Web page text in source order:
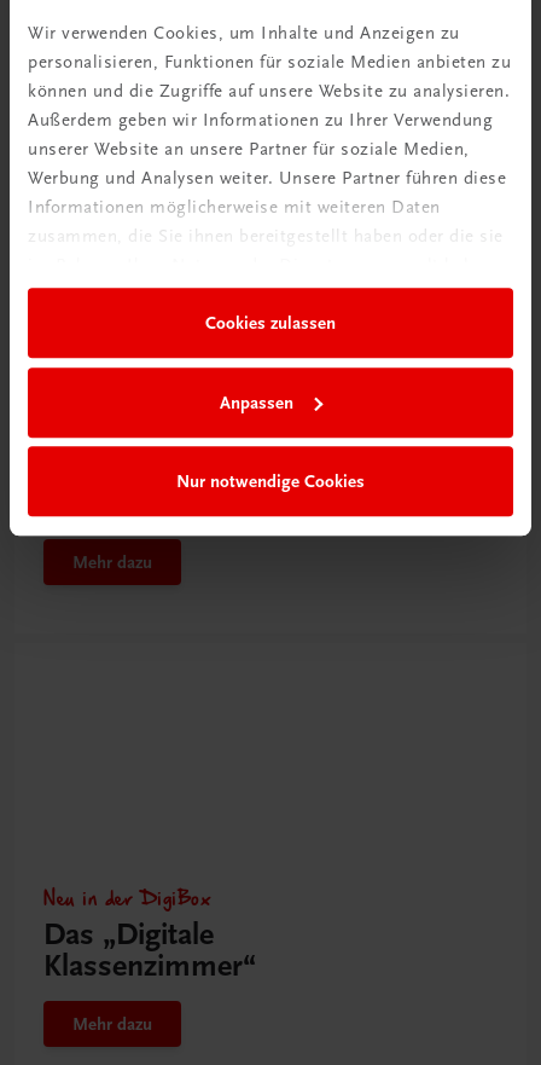
Wir verwenden Cookies, um Inhalte und Anzeigen zu
personalisieren, Funktionen für soziale Medien anbieten zu
können und die Zugriffe auf unsere Website zu analysieren.
Außerdem geben wir Informationen zu Ihrer Verwendung
unserer Website an unsere Partner für soziale Medien,
Werbung und Analysen weiter. Unsere Partner führen diese
Informationen möglicherweise mit weiteren Daten
zusammen, die Sie ihnen bereitgestellt haben oder die sie
Cookies zulassen
Anpassen
Nur notwendige Cookies
Tipps & Tricks
Mehr dazu
Ratgeber Schulpraxis
Mehr dazu
Neu in der DigiBox
Das „Digitale
Klassenzimmer“
Mehr dazu